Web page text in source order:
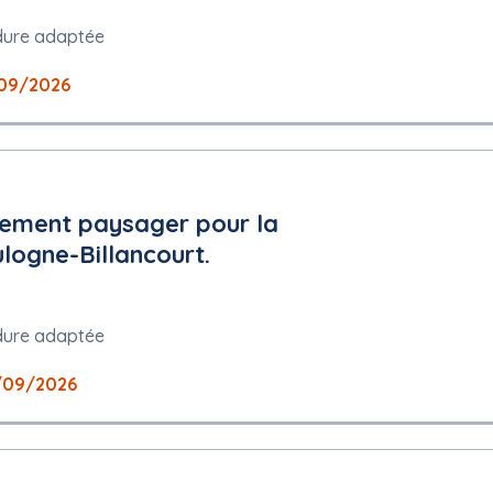
Les prestations comprennent : L'organisation des travaux de
prestataires intervenant pour le compte du Titulaire, gestion des
sur l'avancement des prestations ; Les études de
des installations du local poste et de son équipement avec la
travaux, en relation avec l'Entreprise ; Remplacement obsolète
l'intervention des équipes de travaux sous tension de
de lignes électriques
une option de durée de 12 mois.
adaptée
2026
paysager pour la
Billancourt.
adaptée
2026